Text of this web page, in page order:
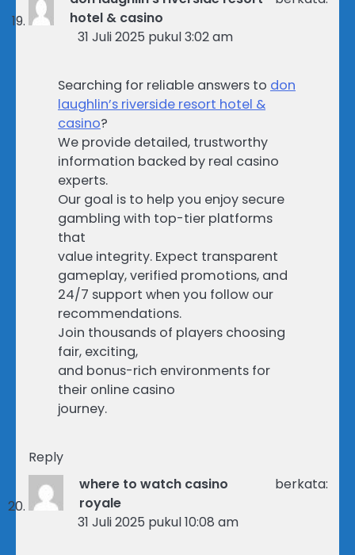
hotel & casino
31 Juli 2025 pukul 3:02 am
Searching for reliable answers to don
laughlin’s riverside resort hotel &
casino?
We provide detailed, trustworthy
information backed by real casino
experts.
Our goal is to help you enjoy secure
gambling with top-tier platforms
that
value integrity. Expect transparent
gameplay, verified promotions, and
24/7 support when you follow our
recommendations.
Join thousands of players choosing
fair, exciting,
and bonus-rich environments for
their online casino
journey.
Reply
where to watch casino
royale
berkata:
31 Juli 2025 pukul 10:08 am